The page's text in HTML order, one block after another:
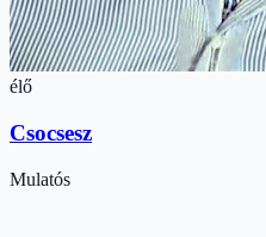
élő
Csocsesz
Mulatós